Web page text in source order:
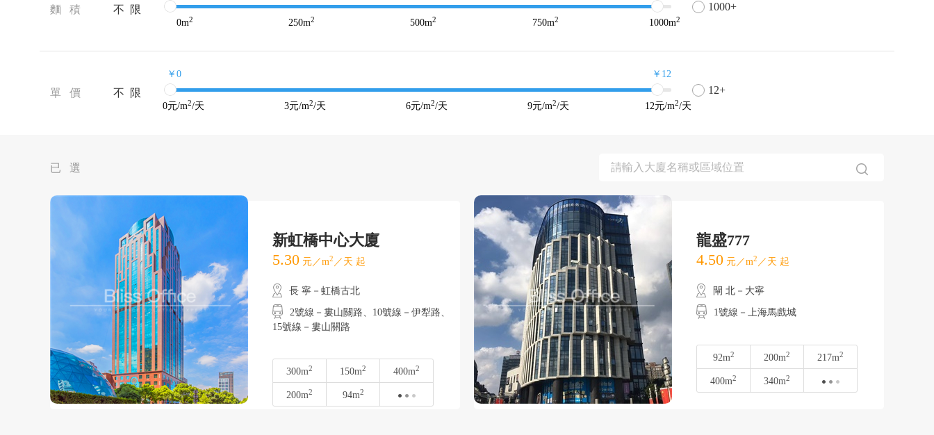
麵 積 不 限
0m2 250m2 500m2 750m2 1000m2
1000+
單 價 不 限
￥0 ￥12
0元/m2/天 3元/m2/天 6元/m2/天 9元/m2/天 12元/m2/天
12+
已 選
新虹橋中心大廈
5.30 元／m2 ／天 起
長 寧－虹橋古北
2號線－婁山關路、10號線－伊犁路、
15號線－婁山關路
300m2 150m2 400m2
200m2 94m2
龍盛777
4.50 元／m2 ／天 起
閘 北－大寧
1號線－上海馬戲城
92m2 200m2 217m2
400m2 340m2